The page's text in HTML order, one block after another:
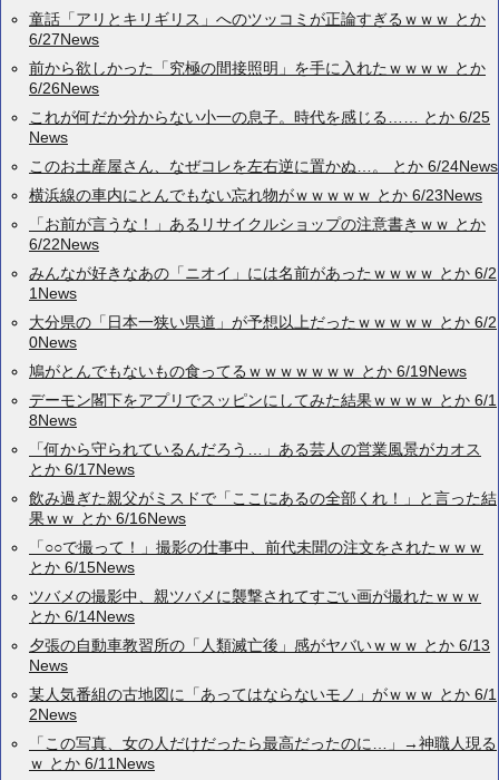
童話「アリとキリギリス」へのツッコミが正論すぎるｗｗｗ とか
6/27News
前から欲しかった「究極の間接照明」を手に入れたｗｗｗｗ とか
6/26News
これが何だか分からない小一の息子。時代を感じる…… とか 6/25
News
このお土産屋さん、なぜコレを左右逆に置かぬ…。 とか 6/24News
横浜線の車内にとんでもない忘れ物がｗｗｗｗｗ とか 6/23News
「お前が言うな！」あるリサイクルショップの注意書きｗｗ とか
6/22News
みんなが好きなあの「ニオイ」には名前があったｗｗｗｗ とか 6/2
1News
大分県の「日本一狭い県道」が予想以上だったｗｗｗｗｗ とか 6/2
0News
鳩がとんでもないもの食ってるｗｗｗｗｗｗｗ とか 6/19News
デーモン閣下をアプリでスッピンにしてみた結果ｗｗｗｗ とか 6/1
8News
「何から守られているんだろう…」ある芸人の営業風景がカオス
とか 6/17News
飲み過ぎた親父がミスドで「ここにあるの全部くれ！」と言った結
果ｗｗ とか 6/16News
「○○で撮って！」撮影の仕事中、前代未聞の注文をされたｗｗｗ
とか 6/15News
ツバメの撮影中、親ツバメに襲撃されてすごい画が撮れたｗｗｗ
とか 6/14News
夕張の自動車教習所の「人類滅亡後」感がヤバいｗｗｗ とか 6/13
News
某人気番組の古地図に「あってはならないモノ」がｗｗｗ とか 6/1
2News
「この写真、女の人だけだったら最高だったのに…」→神職人現る
ｗ とか 6/11News